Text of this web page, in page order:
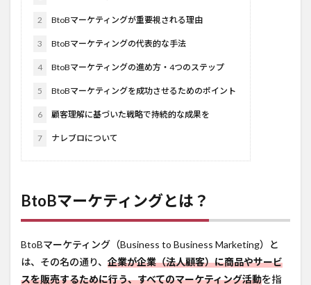
2 BtoBマーケティングが重要視される理由
3 BtoBマーケティングの代表的な手法
4 BtoBマーケティングの進め方・4つのステップ
5 BtoBマーケティングを成功させるためのポイント
6 顧客理解に基づいた戦略で持続的な成果を
7 ナレブロについて
BtoBマーケティングとは？
BtoBマーケティング（Business to Business Marketing）と
は、その名の通り、 企業が企業（法人顧客）に商品やサービ
スを販売するために行う、すべてのマーケティング活動を指